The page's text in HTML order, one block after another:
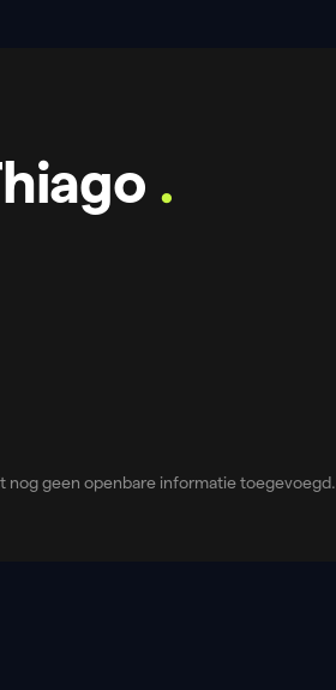
.
nog geen openbare informatie toegevoegd.